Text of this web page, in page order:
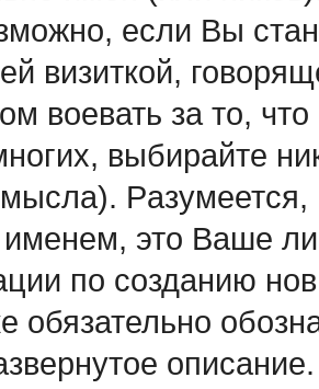
если Вы
визиткой,
воевать за то,
выбирайте
это Ваше
по созданию
обязательно
описание.